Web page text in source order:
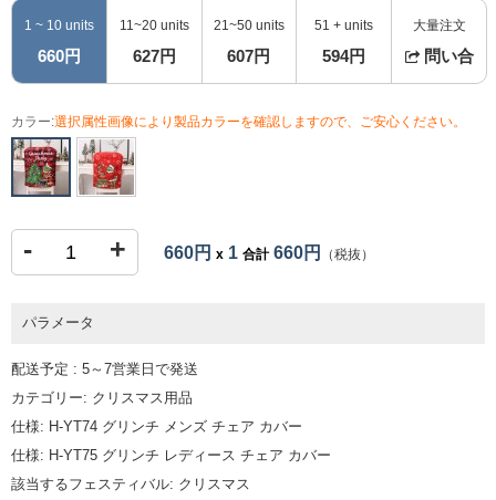
1 ~ 10 units
660円
11~20 units
627円
21~50 units
607円
51 + units
594円
大量注文
問い合
カラー:選択属性画像により製品カラーを確認しますので、ご安心ください。
- + 660円 x 1 合計660円 （税抜）
パラメータ
配送予定 : 5～7営業日で発送
カテゴリー: クリスマス用品
仕様: H-YT74 グリンチ メンズ チェア カバー
仕様: H-YT75 グリンチ レディース チェア カバー
該当するフェスティバル: クリスマス